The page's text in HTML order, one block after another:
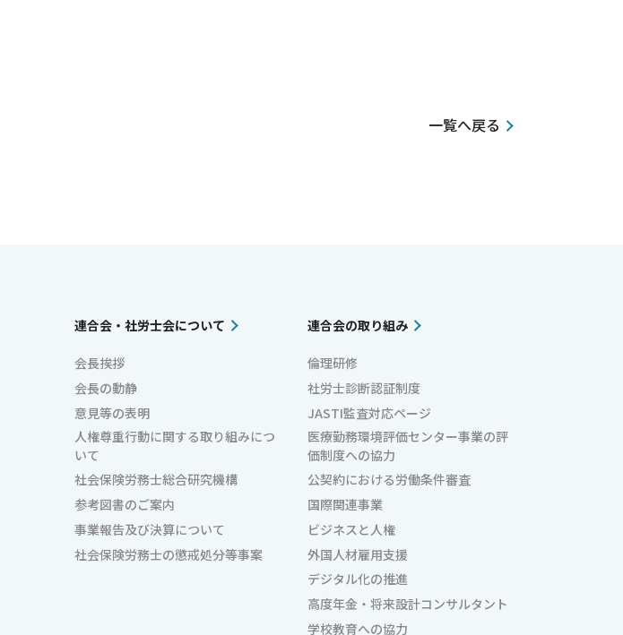
一覧へ戻る
連合会・社労士会について
会長挨拶
会長の動静
意見等の表明
人権尊重行動に関する取り組みにつ
いて
社会保険労務士総合研究機構
参考図書のご案内
事業報告及び決算について
社会保険労務士の懲戒処分等事案
連合会の取り組み
倫理研修
社労士診断認証制度
JASTI監査対応ページ
医療勤務環境評価センター事業の評
価制度への協力
公契約における労働条件審査
国際関連事業
ビジネスと人権
外国人材雇用支援
デジタル化の推進
高度年金・将来設計コンサルタント
学校教育への協力